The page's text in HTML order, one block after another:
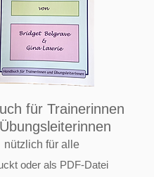
für Trainerinnen
nützlich für alle
oder als PDF-Datei